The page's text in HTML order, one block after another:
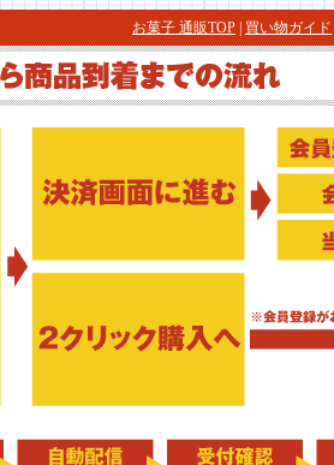
お菓子 通販TOP 買い物ガイド